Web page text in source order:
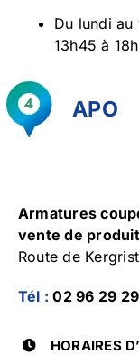
Du lundi
13h45 à
APO
Armatures
vente de
Route de
Tél :02 96 29
HORAIRES